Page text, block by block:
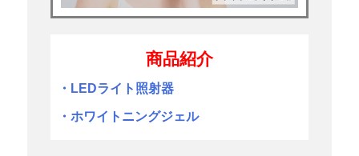
商品紹介
・LEDライト照射器
・ホワイトニングジェル